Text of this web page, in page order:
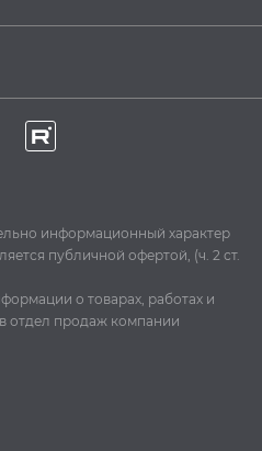
информационный характер
публичной офертой, (ч. 2 ст.
о товарах, работах и
отдел продаж компании